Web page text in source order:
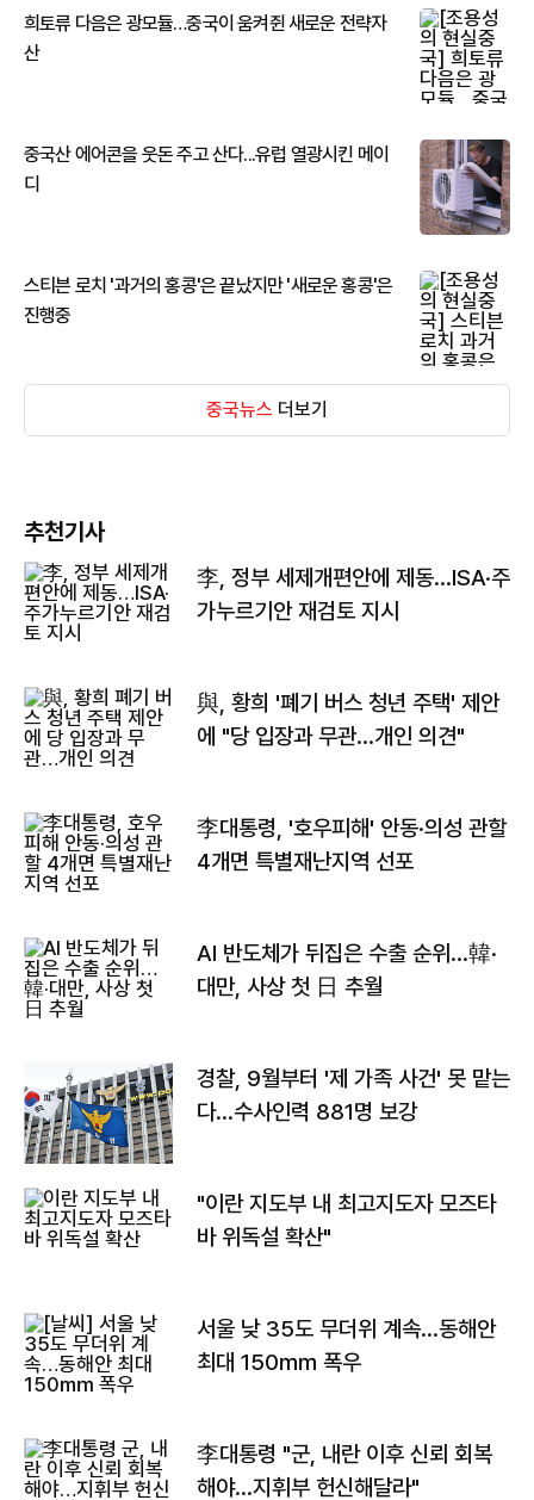
희토류 다음은 광모듈…중국이 움켜쥔 새로운 전략자
산
중국산 에어콘을 웃돈 주고 산다...유럽 열광시킨 메이
디
스티븐 로치 '과거의 홍콩'은 끝났지만 '새로운 홍콩'은
진행중
중국뉴스 더보기
추천기사
李, 정부 세제개편안에 제동…ISA·주
가누르기안 재검토 지시
與, 황희 '폐기 버스 청년 주택' 제안
에 "당 입장과 무관…개인 의견"
李대통령, '호우피해' 안동·의성 관할
4개면 특별재난지역 선포
AI 반도체가 뒤집은 수출 순위…韓·
대만, 사상 첫 日 추월
경찰, 9월부터 '제 가족 사건' 못 맡는
다…수사인력 881명 보강
"이란 지도부 내 최고지도자 모즈타
바 위독설 확산"
서울 낮 35도 무더위 계속…동해안
최대 150㎜ 폭우
李대통령 "군, 내란 이후 신뢰 회복
해야…지휘부 헌신해달라"